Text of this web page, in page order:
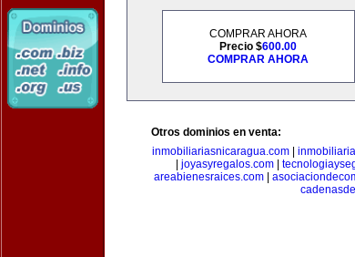
COMPRAR AHORA
Precio $600.00
COMPRAR AHORA
Otros dominios en venta:
inmobiliariasnicaragua.com|
joyasyregalos.com
areabienesraices.com|